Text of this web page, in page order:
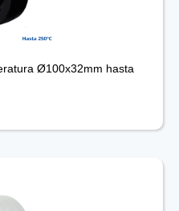
Ø100x32mm hasta